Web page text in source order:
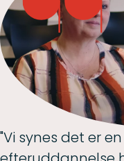
"Vi synes det er